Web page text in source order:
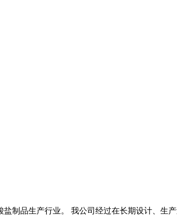
制品生产行业。 我公司经过在长期设计、生